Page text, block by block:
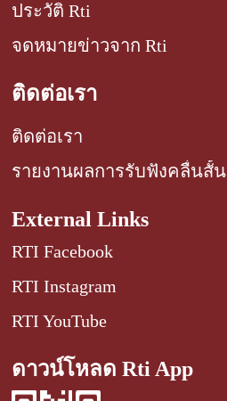
ประวัติ Rti
จดหมายข่าวจาก Rti
ติดต่อเรา
ติดต่อเรา
รายงานผลการรับฟังคลื่นสั้น
External Links
RTI Facebook
RTI Instagram
RTI YouTube
ดาวน์โหลด Rti App